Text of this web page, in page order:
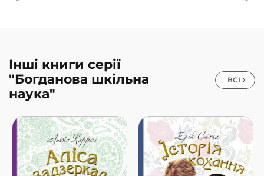
Інші книги серії
"Богданова шкільна
наука"
ВСІ